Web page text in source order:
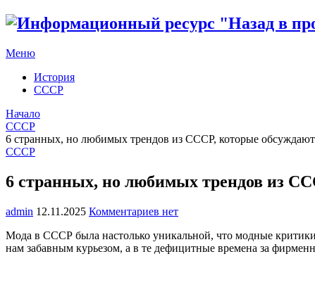
Меню
История
СССР
Начало
СССР
6 странных, но любимых трендов из СССР, которые
СССР
6 странных, но любимых трендов из
admin 12.11.2025 Комментариев нет
Мода в СССР была настолько уникальной, что модные
нам забавным курьезом, а в те дефицитные времена за